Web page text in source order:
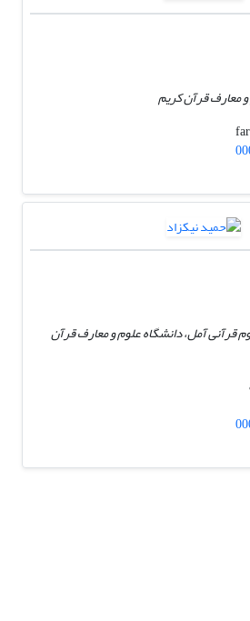
و معارف قرآن کریم
قرآنی آمل، دانشگاه علوم و معارف قرآن